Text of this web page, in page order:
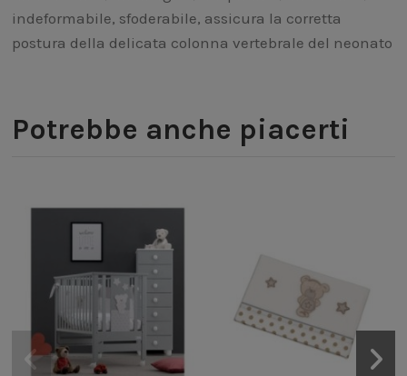
indeformabile, sfoderabile, assicura la corretta
postura della delicata colonna vertebrale del neonato
Potrebbe anche piacerti